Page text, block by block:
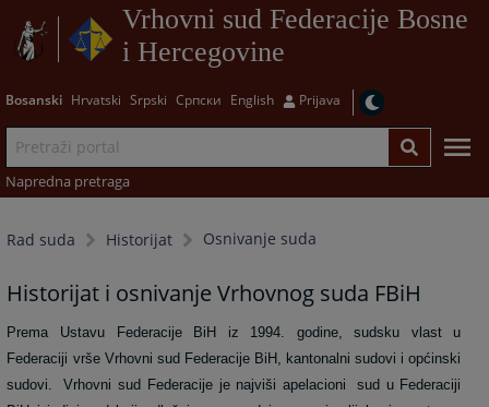
Vrhovni sud Federacije Bosne
i Hercegovine
Bosanski Hrvatski Srpski Српски English Prijava
Napredna pretraga
Rad suda Historijat Osnivanje suda
Historijat i osnivanje Vrhovnog suda FBiH
Prema Ustavu Federacije BiH iz 1994. godine, sudsku vlast u
Federaciji vrše Vrhovni sud Federacije BiH, kantonalni sudovi i općinski
sudovi.
Vrhovni sud Federacije je najviši apelacioni
sud u Federaciji